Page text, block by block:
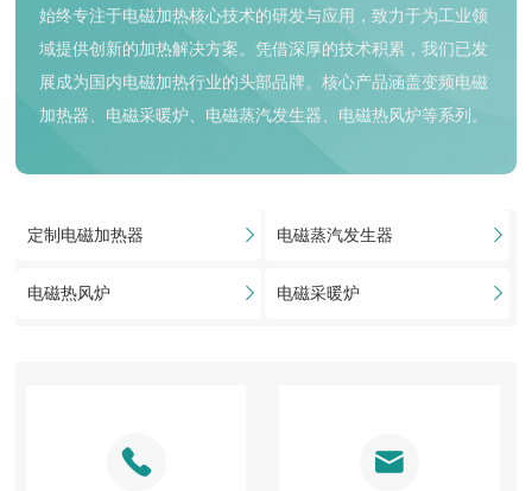
始终专注于电磁加热核心技术的研发与应用，致力于为工业领
域提供创新的加热解决方案。凭借深厚的技术积累，我们已发
展成为国内电磁加热行业的头部品牌。核心产品涵盖变频电磁
加热器、电磁采暖炉、电磁蒸汽发生器、电磁热风炉等系列。
定制电磁加热器 电磁蒸汽发生器
电磁热风炉 电磁采暖炉